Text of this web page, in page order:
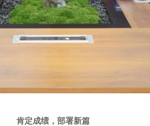
肯定成绩，部署新篇